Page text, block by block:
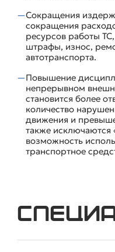
Сокращения
сокращения
ресурсов работы
штрафы, износ,
автотранспорта.
Повышение
непрерывном
становится более
количество
движения и
также исключаются
возможность
транспортное